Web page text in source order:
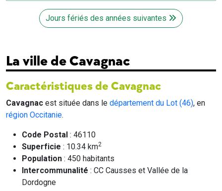
Jours fériés des années suivantes
La ville de Cavagnac
Caractéristiques de Cavagnac
Cavagnac est située dans le département du Lot (46), en
région Occitanie.
Code Postal : 46110
Superficie : 10.34 km2
Population : 450 habitants
Intercommunalité : CC Causses et Vallée de la
Dordogne